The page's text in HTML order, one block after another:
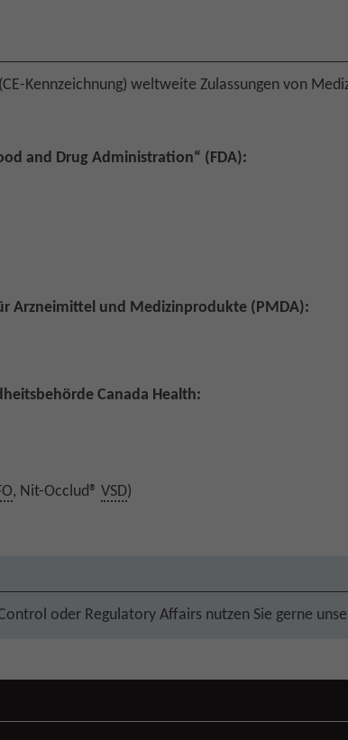
Kennzeichnung) weltweite Zulassungen von
and Drug Administration“ (FDA):
Arzneimittel und Medizinprodukte (PMDA):
Canada Health:
, Nit-Occlud® VSD)
oder Regulatory Affairs nutzen Sie gerne